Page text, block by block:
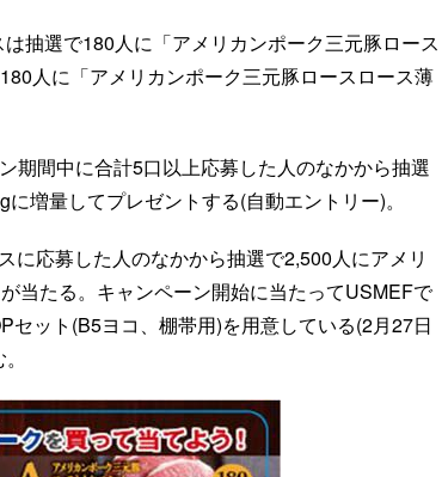
抽選で180人に「アメリカンポーク三元豚ロース
人に「アメリカンポーク三元豚ロースロース薄
期間中に合計5口以上応募した人のなかから抽選
増量してプレゼントする(自動エントリー)。
に応募した人のなかから抽選で2,500人にアメリ
当たる。キャンペーン開始に当たってUSMEFで
セット(B5ヨコ、棚帯用)を用意している(2月27日